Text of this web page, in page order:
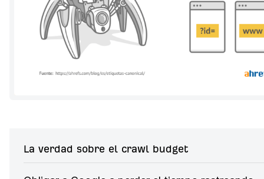
La verdad sobre el crawl budget